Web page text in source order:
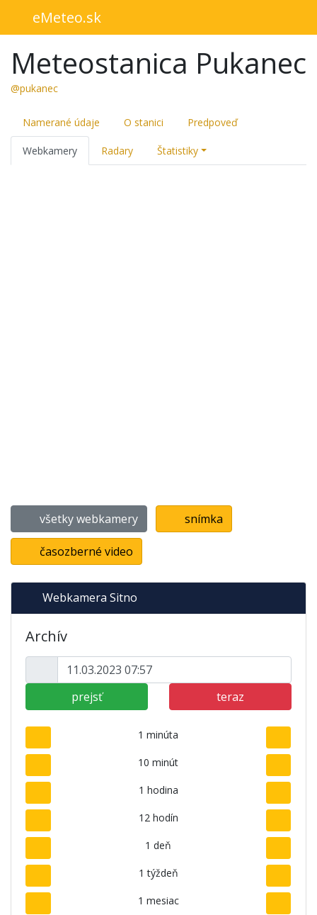
eMeteo.sk
Meteostanica Pukanec
@pukanec
Namerané údaje O stanici Predpoveď
Webkamery Radary Štatistiky
všetky webkamery snímka
časozberné video
Webkamera Sitno
Archív
prejsť teraz
1 minúta
10 minút
1 hodina
12 hodín
1 deň
1 týždeň
1 mesiac